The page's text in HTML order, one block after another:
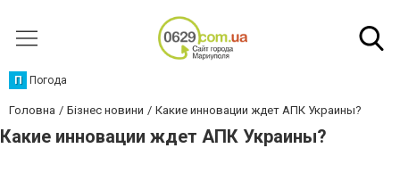
П Погода
Головна Бізнес новини Какие инновации ждет АПК Украины?
Какие инновации ждет АПК Украины?